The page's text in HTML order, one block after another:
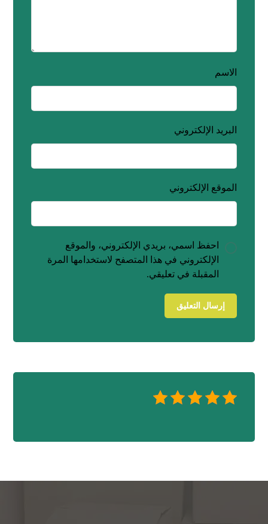
الاسم
البريد الإلكتروني
الموقع الإلكتروني
احفظ اسمي، بريدي الإلكتروني، والموقع
الإلكتروني في هذا المتصفح لاستخدامها المرة
المقبلة في تعليقي.